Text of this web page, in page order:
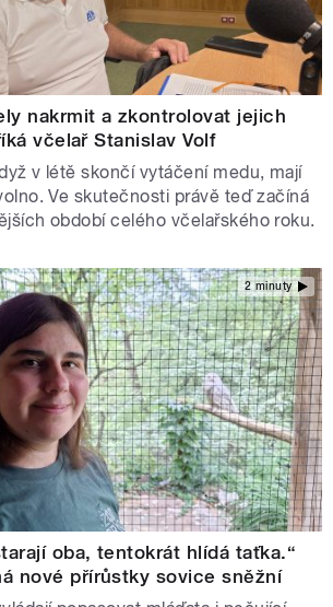
nakrmit a zkontrolovat jejich
včelař Stanislav Volf
v létě skončí vytáčení medu, mají
Ve skutečnosti právě teď začíná
období celého včelařského roku.
2 minuty
oba, tentokrát hlídá taťka.“
nové přírůstky sovice sněžní